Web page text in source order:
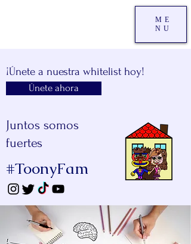
ME
NU
¡Únete a nuestra whitelist hoy!
Únete ahora
#ToonyFam
Juntos somos
fuertes